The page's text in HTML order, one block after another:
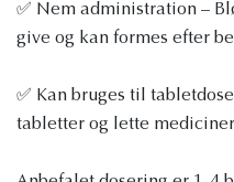
✅ Nem administration –
give og kan formes efter
✅ Kan bruges til
tabletter og lette